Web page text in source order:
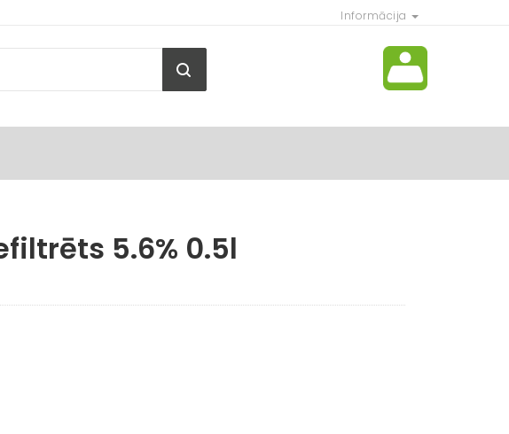
Informācija
5.6% 0.5l